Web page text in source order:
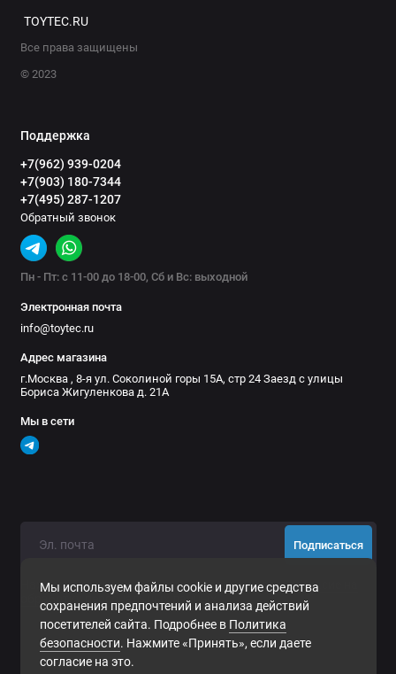
Мы используем файлы cookie и другие средства
сохранения предпочтений и анализа действий
посетителей сайта. Подробнее в Политика
безопасности. Нажмите «Принять», если даете
согласие на это.
TOYTEC.RU
Все права защищены
© 2023
Поддержка
+7(962) 939-0204
+7(903) 180-7344
+7(495) 287-1207
Обратный звонок
Пн - Пт: с 11-00 до 18-00, Сб и Вс: выходной
Электронная почта
info@toytec.ru
Адрес магазина
г.Москва , 8-я ул. Соколиной горы 15А, стр 24 Заезд с улицы
Бориса Жигуленкова д. 21А
Мы в сети
Подписаться
Нажимая на кнопку «Подписаться», Вы даетесогласие на
обработку персональных данных.